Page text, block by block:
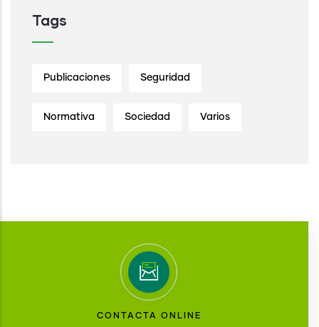
Tags
Publicaciones Seguridad
Normativa Sociedad Varios
CONTACTA ONLINE